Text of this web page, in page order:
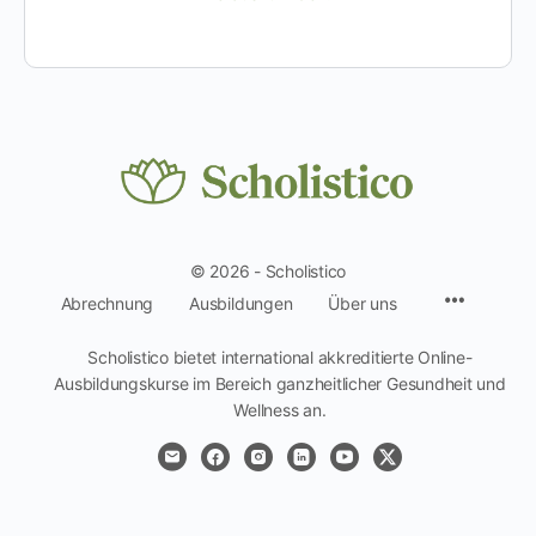
© 2026 - Scholistico
Abrechnung
Ausbildungen Über uns
Scholistico bietet international akkreditierte Online-
Ausbildungskurse im Bereich ganzheitlicher Gesundheit und
Wellness an.